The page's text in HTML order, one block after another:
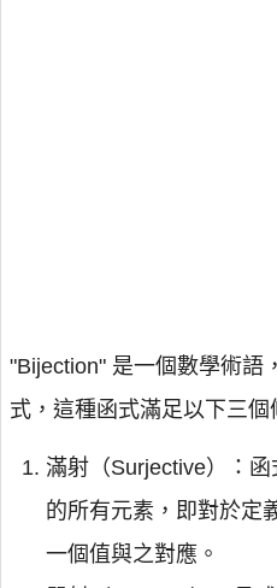
"Bijection" 是一個數學術語
式，這種函式滿足以下三個
滿射（Surjective）：
的所有元素，即對於定
一個值與之對應。